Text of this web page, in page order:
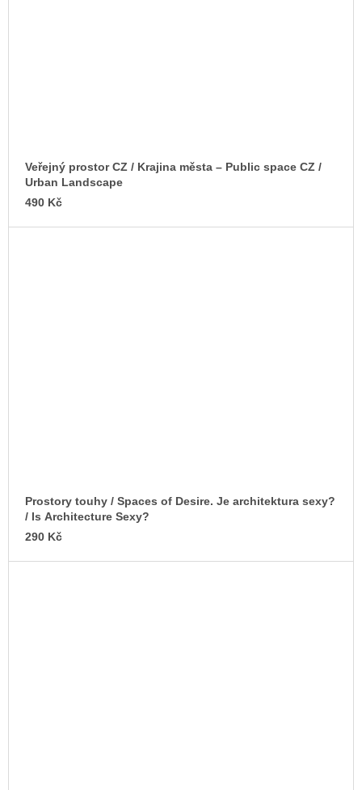
Veřejný prostor CZ / Krajina města – Public space CZ /
Urban Landscape
490 Kč
Prostory touhy / Spaces of Desire. Je architektura sexy?
/ Is Architecture Sexy?
290 Kč